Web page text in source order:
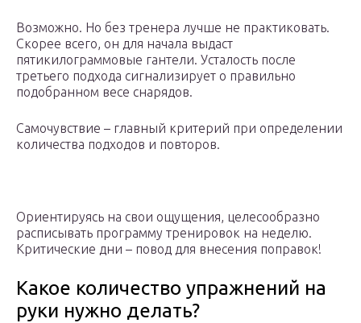
Возможно. Но без тренера лучше не практиковать.
Скорее всего, он для начала выдаст
пятикилограммовые гантели. Усталость после
третьего подхода сигнализирует о правильно
подобранном весе снарядов.
Самочувствие – главный критерий при определении
количества подходов и повторов.
Ориентируясь на свои ощущения, целесообразно
расписывать программу тренировок на неделю.
Критические дни – повод для внесения поправок!
Какое количество упражнений на
руки нужно делать?